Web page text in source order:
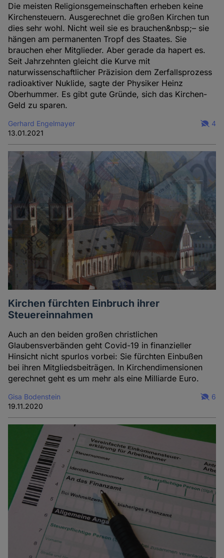
Die meisten Religionsgemeinschaften erheben keine
Kirchensteuern. Ausgerechnet die großen Kirchen tun
dies sehr wohl. Nicht weil sie es brauchen&nbsp;– sie
hängen am permanenten Tropf des Staates. Sie
brauchen eher Mitglieder. Aber gerade da hapert es.
Seit Jahrzehnten gleicht die Kurve mit
naturwissenschaftlicher Präzision dem Zerfallsprozess
radioaktiver Nuklide, sagte der Physiker Heinz
Oberhummer. Es gibt gute Gründe, sich das Kirchen-
Geld zu sparen.
Gerhard Engelmayer
13.01.2021
4
Kirchen fürchten Einbruch ihrer
Steuereinnahmen
Auch an den beiden großen christlichen
Glaubensverbänden geht Covid-19 in finanzieller
Hinsicht nicht spurlos vorbei: Sie fürchten Einbußen
bei ihren Mitgliedsbeiträgen. In Kirchendimensionen
gerechnet geht es um mehr als eine Milliarde Euro.
Gisa Bodenstein
19.11.2020
6